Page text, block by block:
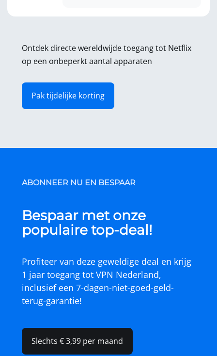
Ontdek directe wereldwijde toegang tot Netflix
op een onbeperkt aantal apparaten
Pak tijdelijke korting
ABONNEER NU EN BESPAAR
Bespaar met onze
populaire top-deal!
Profiteer van deze geweldige deal en krijg
1 jaar toegang tot VPN Nederland,
inclusief een 7-dagen-niet-goed-geld-
terug-garantie!
Slechts € 3,99 per maand